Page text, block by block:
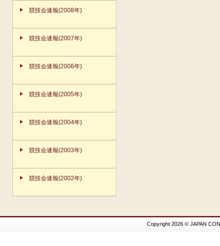
競技会速報(2008年)
競技会速報(2007年)
競技会速報(2006年)
競技会速報(2005年)
競技会速報(2004年)
競技会速報(2003年)
競技会速報(2002年)
Copyright 2026 © JAPAN